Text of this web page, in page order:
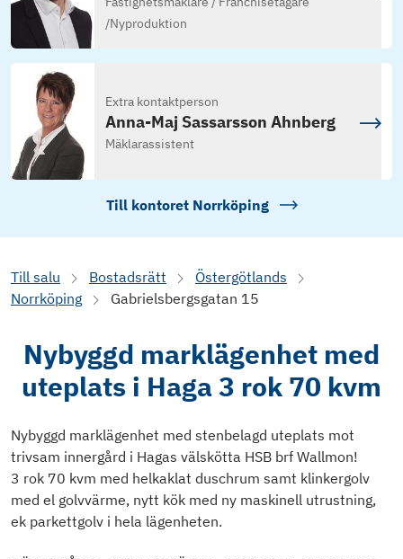
/Nyproduktion
Extra kontaktperson
Anna-Maj Sassarsson Ahnberg
Mäklarassistent
Till kontoret Norrköping
Till salu Bostadsrätt
Östergötlands
Norrköping
Gabrielsbergsgatan 15
Nybyggd marklägenhet med
uteplats i Haga 3 rok 70 kvm
Nybyggd marklägenhet med stenbelagd uteplats mot
trivsam innergård i Hagas välskötta HSB brf Wallmon!
3 rok 70 kvm med helkaklat duschrum samt klinkergolv
med el golvvärme, nytt kök med ny maskinell utrustning,
ek parkettgolv i hela lägenheten.